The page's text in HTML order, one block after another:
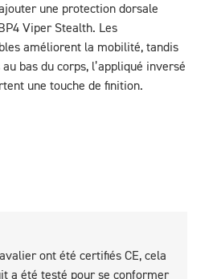
une protection dorsale
Viper Stealth. Les
améliorent la mobilité, tandis
bas du corps, l’appliqué inversé
une touche de finition.
ont été certifiés CE, cela
a été testé pour se conformer